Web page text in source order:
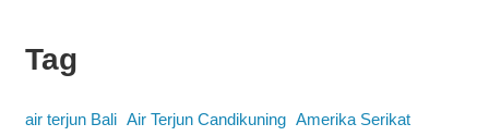
Tag
air terjun Bali Air Terjun Candikuning Amerika Serikat